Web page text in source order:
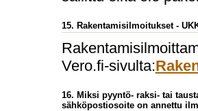
15. Rakentamisilmoitukset -
Vero.fi-sivulta:
16. Miksi pyyntö- raksi- tai
sähköpostiosoite on annettu